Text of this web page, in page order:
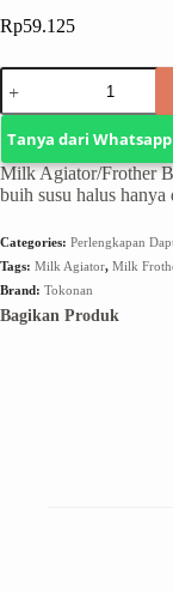
Rp59.125
Tanya dari Whatsapp
Milk Agiator/Frother
buih susu halus
Categories: Perlengkapan
Tags: Milk Agiator, Milk
Brand: Tokonan
Bagikan Produk